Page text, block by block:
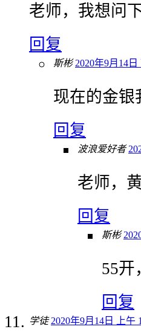
老师，我想问
回复
斯彬 2020年9月14日
现在的金银
回复
波浪爱好者
老师，
回复
斯彬
55开
回复
学徒 2020年9月14日 上午